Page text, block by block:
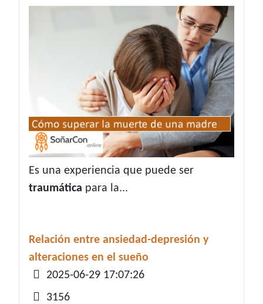
Es una experiencia que puede ser
traumática para la...
Relación entre ansiedad-depresión y
alteraciones en el sueño
Detalles
2025-06-29 17:07:26
3156